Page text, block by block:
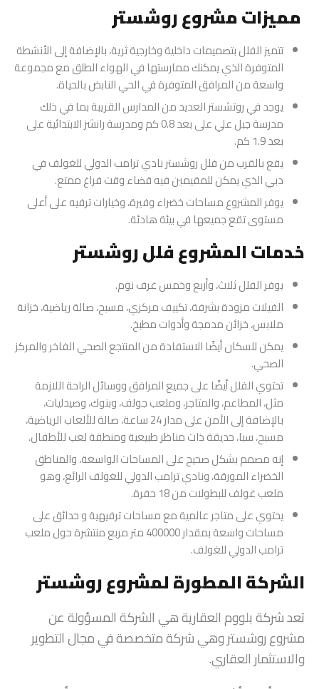
مميزات مشروع روشستر
تتميز الفلل بتصميمات داخلية وخارجية ثرية، بالإضافة إلى الأنشطة
المتوفرة الذي يمكنك ممارستها في الهواء الطلق مع مجموعة
واسعة من المرافق المتوفرة في الحي النابض بالحياة.
يوجد في روتشستر العديد من المدارس القريبة بما في ذلك
مدرسة جبل علي على بعد 0.8 كم ومدرسة رانشز الابتدائية على
بعد 1.9 كم.
يقع بالقرب من فلل روشستر نادي ترامب الدولي للغولف في
دبي الذي يمكن للمقيمين فيه قضاء وقت فراغ ممتع.
يوفر المشروع مساحات خضراء وفيرة، وخيارات ترفيه على أعلى
مستوى تقع جميعها في بيئة هادئة.
خدمات المشروع فلل روشستر
يوفر الفلل ثلاث، وأربع وخمس غرف نوم.
الفيلات مزودة بشرفة، تكييف مركزي، مسبح، صالة رياضية، خزانة
ملابس، خزائن مدمجة وأدوات مطبخ.
يمكن للسكان أيضًا الاستفادة من المنتجع الصحي الفاخر والمركز
الصحي.
تحتوي الفلل أيضًا على جميع المرافق ووسائل الراحة اللازمة
مثل، المطاعم، والمتاجر، وملعب جولف، وبنوك، وصيدليات،
بالإضافة إلى الأمن على مدار 24 ساعة، صالة للألعاب الرياضية،
مسبح، سبا، حديقة ذات مناظر طبيعية ومنطقة لعب للأطفال.
إنه مصمم بشكل صحيح على المساحات الواسعة، والمناطق
الخضراء المورقة، ونادي ترامب الدولي للغولف الرائع، وهو
ملعب غولف للبطولات من 18 حفرة.
يحتوي على متاجر عالمية مع مساحات ترفيهية و حدائق على
مساحات واسعة بمقدار 400000 متر مربع منتشرة حول ملعب
ترامب الدولي للغولف.
الشركة المطورة لمشروع روشستر
تعد شركة بلووم العقارية هي الشركة المسؤولة عن
مشروع روشستر وهي شركة متخصصة في مجال التطوير
والاستثمار العقاري.